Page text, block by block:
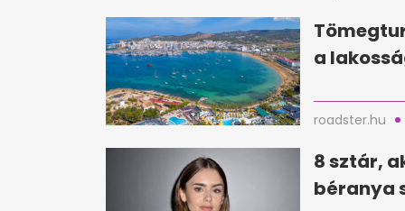
a
roadster.hu
8 sztár,
béranya